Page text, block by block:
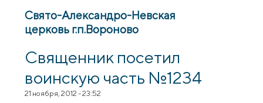
Свято-Александро-Невская
церковь г.п.Вороново
Священник посетил
воинскую часть №1234
21 ноября, 2012 - 23:52